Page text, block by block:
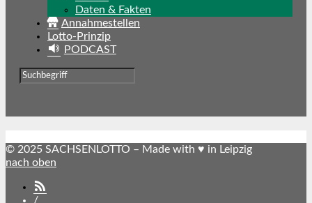
Daten & Fakten
Annahmestellen
Lotto-Prinzip
PODCAST
© 2025 SACHSENLOTTO – Made with ♥ in Leipzig
nach oben
/